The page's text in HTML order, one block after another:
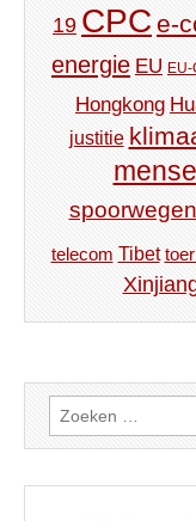
19 CPC e-
energie EU EU-
Hongkong
justitie
spoorwegen
telecom Tibet
Zoeken
naar: